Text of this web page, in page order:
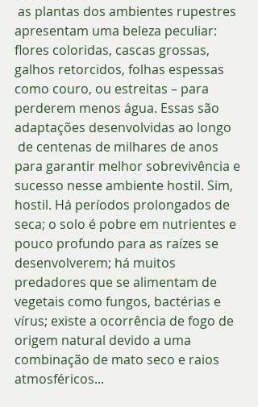
apresentam uma beleza peculiar:
flores coloridas, cascas grossas,
galhos retorcidos, folhas espessas
como couro, ou estreitas – para
perderem menos água. Essas são
adaptações desenvolvidas ao longo
para garantir melhor sobrevivência e
sucesso nesse ambiente hostil. Sim,
hostil. Há períodos prolongados de
seca; o solo é pobre em nutrientes e
pouco profundo para as raízes se
desenvolverem; há muitos
predadores que se alimentam de
vegetais como fungos, bactérias e
vírus; existe a ocorrência de fogo de
origem natural devido a uma
combinação de mato seco e raios
atmosféricos...